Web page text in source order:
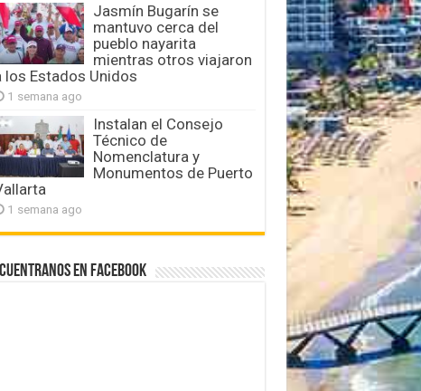
Jasmín Bugarín se
mantuvo cerca del
pueblo nayarita
mientras otros viajaron
los Estados Unidos
1 semana ago
Instalan el Consejo
Técnico de
Nomenclatura y
Monumentos de Puerto
1 semana ago
en Facebook